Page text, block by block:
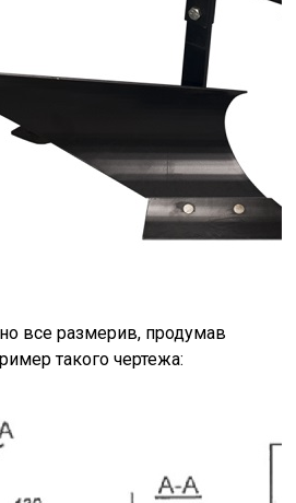
все размерив, продумав
такого чертежа: